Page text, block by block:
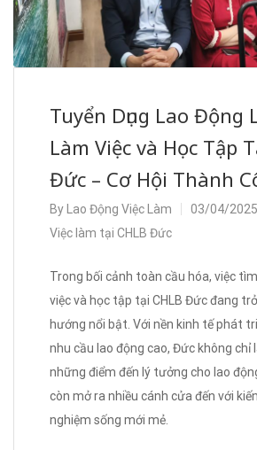
Tuyển Dụng Lao Động
Làm Việc và Học Tập
Đức – Cơ Hội Thành
By Lao Động Việc Làm
03/04/2025
Việc làm tại CHLB Đức
Trong bối cảnh toàn cầu hóa, việc
việc và học tập tại CHLB Đức đang
hướng nổi bật. Với nền kinh tế phát
nhu cầu lao động cao, Đức không chỉ
những điểm đến lý tưởng cho lao
còn mở ra nhiều cánh cửa đến với
nghiệm sống mới mẻ.